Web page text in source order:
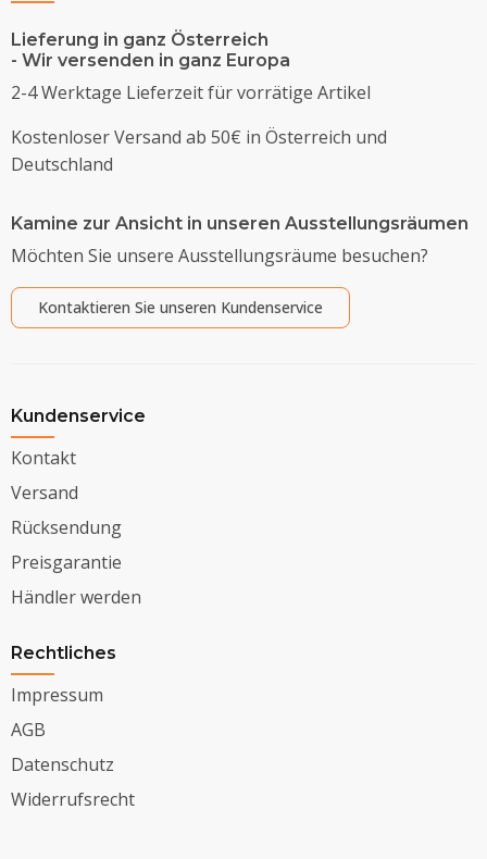
Lieferung in ganz Österreich
- Wir versenden in ganz Europa
2-4 Werktage Lieferzeit für vorrätige Artikel
Kostenloser Versand ab 50€ in Österreich und
Deutschland
Kamine zur Ansicht in unseren Ausstellungsräumen
Möchten Sie unsere Ausstellungsräume besuchen?
Kontaktieren Sie unseren Kundenservice
Kundenservice
Kontakt
Versand
Rücksendung
Preisgarantie
Händler werden
Rechtliches
Impressum
AGB
Datenschutz
Widerrufsrecht